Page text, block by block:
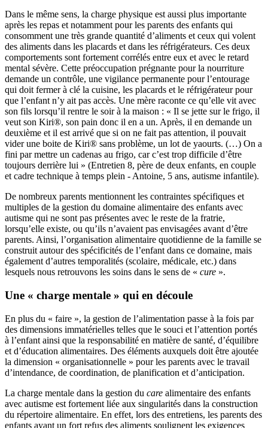
Dans le même sens, la charge physique est aussi plus importante
après les repas et notamment pour les parents des enfants qui
consomment une très grande quantité d’aliments et ceux qui volent
des aliments dans les placards et dans les réfrigérateurs. Ces deux
comportements sont fortement corrélés entre eux et avec le retard
mental sévère. Cette préoccupation prégnante pour la nourriture
demande un contrôle, une vigilance permanente pour l’entourage
qui doit fermer à clé la cuisine, les placards et le réfrigérateur pour
que l’enfant n’y ait pas accès. Une mère raconte ce qu’elle vit avec
son fils lorsqu’il rentre le soir à la maison : « Il se jette sur le frigo, il
veut son Kiri®, son pain donc il en a un. Après, il en demande un
deuxième et il est arrivé que si on ne fait pas attention, il pouvait
vider une boite de Kiri® sans problème, un lot de yaourts. (…) On a
fini par mettre un cadenas au frigo, car c’est trop difficile d’être
toujours derrière lui » (Entretien 8, père de deux enfants, en couple
et cadre technique à temps plein - Antoine, 5 ans, autisme infantile).
De nombreux parents mentionnent les contraintes spécifiques et
multiples de la gestion du domaine alimentaire des enfants avec
autisme qui ne sont pas présentes avec le reste de la fratrie,
lorsqu’elle existe, ou qu’ils n’avaient pas envisagées avant d’être
parents. Ainsi, l’organisation alimentaire quotidienne de la famille se
construit autour des spécificités de l’enfant dans ce domaine, mais
également d’autres temporalités (scolaire, médicale, etc.) dans
lesquels nous retrouvons les soins dans le sens de « cure ».
Une « charge mentale » qui en découle
En plus du « faire », la gestion de l’alimentation passe à la fois par
des dimensions immatérielles telles que le souci et l’attention portés
à l’enfant ainsi que la responsabilité en matière de santé, d’équilibre
et d’éducation alimentaires. Des éléments auxquels doit être ajoutée
la dimension « organisationnelle » pour les parents avec le travail
d’intendance, de coordination, de planification et d’anticipation.
La charge mentale dans la gestion du care alimentaire des enfants
avec autisme est fortement liée aux singularités dans la construction
du répertoire alimentaire. En effet, lors des entretiens, les parents des
enfants ayant un fort refus des aliments soulignent les exigences